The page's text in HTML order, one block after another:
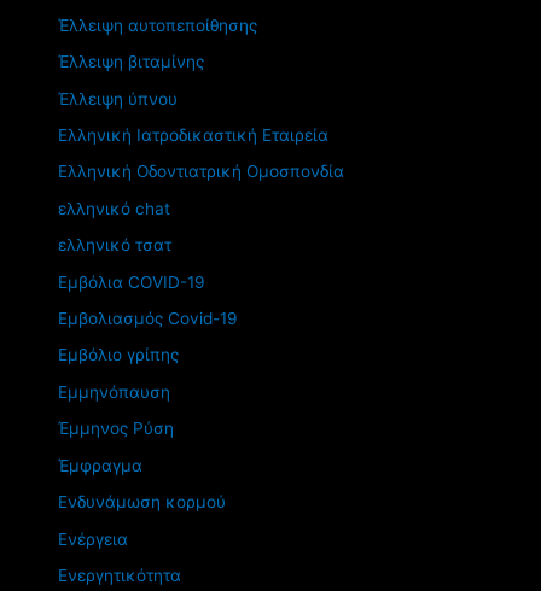
Έλλειψη αυτοπεποίθησης
Έλλειψη βιταμίνης
Έλλειψη ύπνου
Ελληνική Ιατροδικαστική Εταιρεία
Ελληνική Οδοντιατρική Ομοσπονδία
ελληνικό chat
ελληνικό τσατ
Εμβόλια COVID-19
Εμβολιασμός Covid-19
Εμβόλιο γρίπης
Εμμηνόπαυση
Έμμηνος Ρύση
Έμφραγμα
Ενδυνάμωση κορμού
Ενέργεια
Ενεργητικότητα